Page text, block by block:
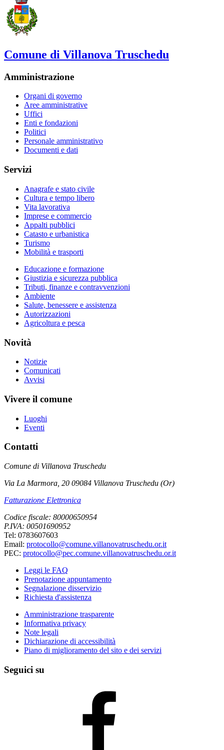
Comune di Villanova Truschedu
Amministrazione
Organi di governo
Aree amministrative
Uffici
Enti e fondazioni
Politici
Personale amministrativo
Documenti e dati
Servizi
Anagrafe e stato civile
Cultura e tempo libero
Vita lavorativa
Imprese e commercio
Appalti pubblici
Catasto e urbanistica
Turismo
Mobilità e trasporti
Educazione e formazione
Giustizia e sicurezza pubblica
Tributi, finanze e contravvenzioni
Ambiente
Salute, benessere e assistenza
Autorizzazioni
Agricoltura e pesca
Novità
Notizie
Comunicati
Avvisi
Vivere il comune
Luoghi
Eventi
Contatti
Comune di Villanova Truschedu
Via La Marmora, 20 09084 Villanova Truschedu (Or)
Fatturazione Elettronica
Codice fiscale: 80000650954
P.IVA: 00501690952
Tel: 0783607603
Email: protocollo@comune.villanovatruschedu.or.it
PEC: protocollo@pec.comune.villanovatruschedu.or.it
Leggi le FAQ
Prenotazione appuntamento
Segnalazione disservizio
Richiesta d'assistenza
Amministrazione trasparente
Informativa privacy
Note legali
Dichiarazione di accessibilità
Piano di miglioramento del sito e dei servizi
Seguici su